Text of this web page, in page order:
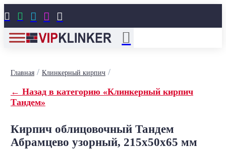
    
Главная/ Клинкерный кирпич/
← Назад в категорию «Клинкерный кирпич
Тандем»
Кирпич облицовочный Тандем
Абрамцево узорный, 215x50x65 мм